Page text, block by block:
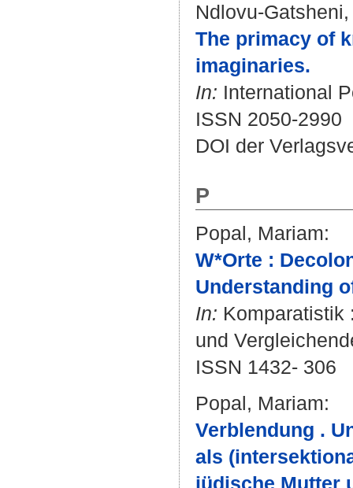
Ndlovu-
The primacy of
imaginaries.
In: International
ISSN 2050-2990
DOI der
P
Popal, Mariam:
W*Orte :
Understanding
In: Komparatistik
und
ISSN 1432- 306
Popal, Mariam:
Verblendung .
als
jüdische Mutter